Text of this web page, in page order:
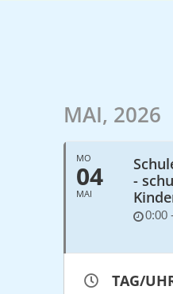
MAI, 2026
MO
04
MAI
-
0:00
TAG/